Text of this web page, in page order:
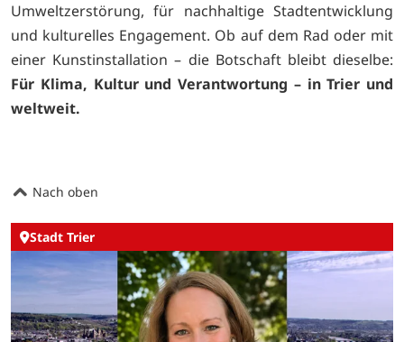
Umweltzerstörung, für nachhaltige Stadtentwicklung
und kulturelles Engagement. Ob auf dem Rad oder mit
einer Kunstinstallation – die Botschaft bleibt dieselbe:
Für Klima, Kultur und Verantwortung – in Trier und
weltweit.
Nach oben
Stadt Trier